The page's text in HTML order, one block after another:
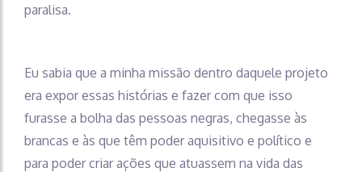
paralisa.
Eu sabia que a minha missão dentro daquele projeto
era expor essas histórias e fazer com que isso
furasse a bolha das pessoas negras, chegasse às
brancas e às que têm poder aquisitivo e político e
para poder criar ações que atuassem na vida das